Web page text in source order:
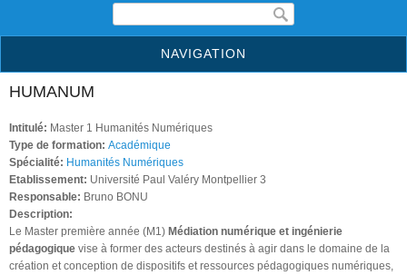
Formulaire de recherche
NAVIGATION
HUMANUM
Intitulé: Master 1 Humanités Numériques
Type de formation: Académique
Spécialité: Humanités Numériques
Etablissement: Université Paul Valéry Montpellier 3
Responsable: Bruno BONU
Description:
Le Master première année (M1) Médiation numérique et ingénierie
pédagogique vise à former des acteurs destinés à agir dans le domaine de la
création et conception de dispositifs et ressources pédagogiques numériques,